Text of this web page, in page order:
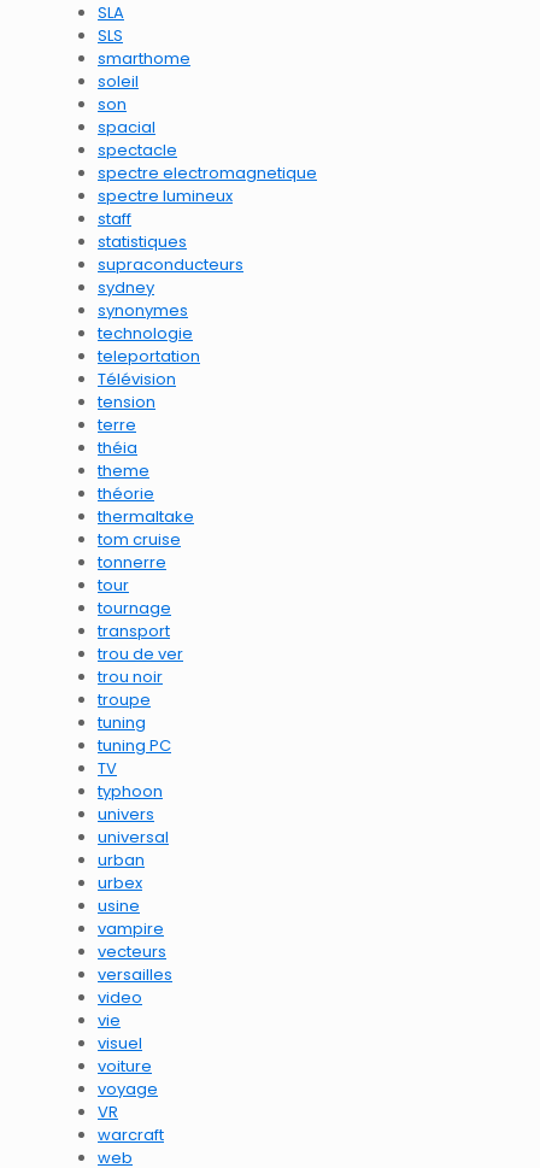
SLA
SLS
smarthome
soleil
son
spacial
spectacle
spectre electromagnetique
spectre lumineux
staff
statistiques
supraconducteurs
sydney
synonymes
technologie
teleportation
Télévision
tension
terre
théia
theme
théorie
thermaltake
tom cruise
tonnerre
tour
tournage
transport
trou de ver
trou noir
troupe
tuning
tuning PC
TV
typhoon
univers
universal
urban
urbex
usine
vampire
vecteurs
versailles
video
vie
visuel
voiture
voyage
VR
warcraft
web